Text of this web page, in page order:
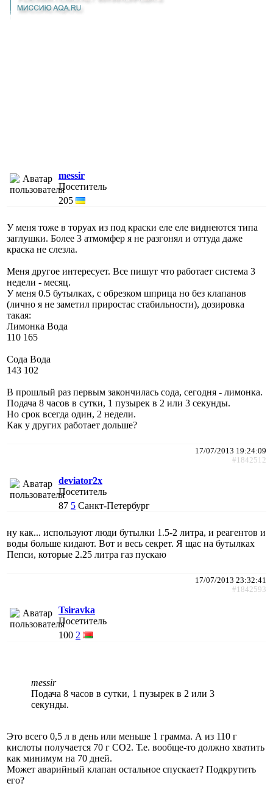
messir
Посетитель
205
У меня тоже в торуах из под краски еле еле виднеются типа
заглушки. Более 3 атмомфер я не разгонял и оттуда даже
краска не слезла.
Меня другое интересует. Все пишут что работает система 3
недели - месяц.
У меня 0.5 бутылках, с обрезком шприца но без клапанов
(лично я не заметил приростас стабильности), дозировка
такая:
Лимонка Вода
110 165
Сода Вода
143 102
В прошлый раз первым закончилась сода, сегодня - лимонка.
Подача 8 часов в сутки, 1 пузырек в 2 или 3 секунды.
Но срок всегда один, 2 недели.
Как у других работает дольше?
17/07/2013 19:24:09
#1842512
deviator2x
Посетитель
87 5 Санкт-Петербург
ну как... используют люди бутылки 1.5-2 литра, и реагентов и
воды больше кидают. Вот и весь секрет. Я щас на бутылках
Пепси, которые 2.25 литра газ пускаю
17/07/2013 23:32:41
#1842593
Tsiravka
Посетитель
100 2
messir
Подача 8 часов в сутки, 1 пузырек в 2 или 3
секунды.
Это всего 0,5 л в день или меньше 1 грамма. А из 110 г
кислоты получается 70 г СО2. Т.е. вообще-то должно хватить
как минимум на 70 дней.
Может аварийный клапан остальное спускает? Подкрутить
его?